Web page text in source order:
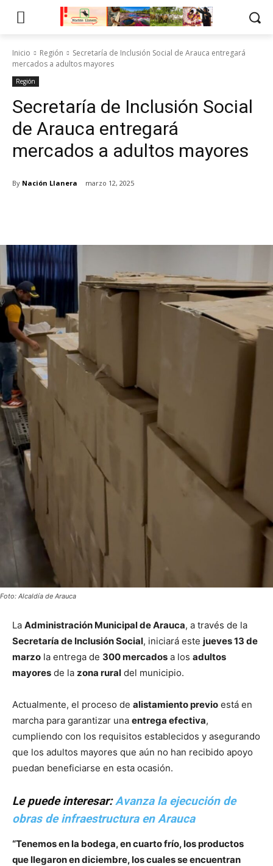
Inicio Región
Secretaría de Inclusión Social de Arauca entregará
mercados a adultos mayores
Región
Secretaría de Inclusión Social
de Arauca entregará
mercados a adultos mayores
By Nación Llanera marzo 12, 2025
Foto: Alcaldía de Arauca
La Administración Municipal de Arauca, a través de la
Secretaría de Inclusión Social, iniciará este jueves 13 de
marzo la entrega de 300 mercados a los adultos
mayores de la zona rural del municipio.
Actualmente, el proceso de alistamiento previo está en
marcha para garantizar una entrega efectiva,
cumpliendo con los requisitos establecidos y asegurando
que los adultos mayores que aún no han recibido apoyo
puedan beneficiarse en esta ocasión.
Le puede interesar:Avanza la ejecución de
obras de infraestructura en Arauca
“Tenemos en la bodega, en cuarto frío, los productos
que llegaron en diciembre, los cuales se encuentran